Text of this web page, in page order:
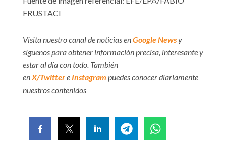
FRUSTACI
Visita nuestro canal de noticias enGoogle Newsy
síguenos para obtener información precisa, interesante y
estar al día con todo. También
enX/Twittere Instagram puedes conocer diariamente
nuestros contenidos